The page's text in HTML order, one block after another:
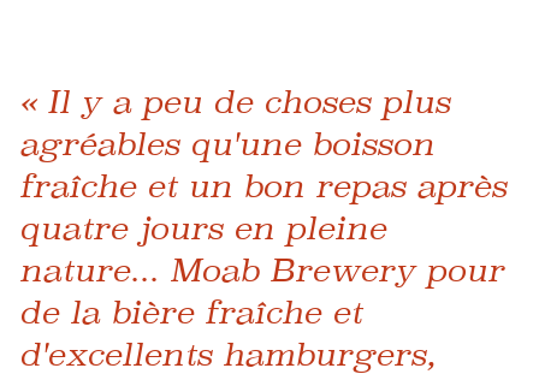
« Il y a peu de choses plus
agréables qu'une boisson
fraîche et un bon repas après
quatre jours en pleine
nature... Moab Brewery pour
de la bière fraîche et
d'excellents hamburgers,